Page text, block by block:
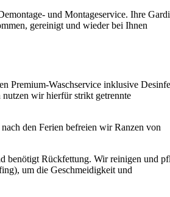
und Montageservice. Ihre
gereinigt und wieder bei Ihnen
Premium-Waschservice inklusive
wir hierfür strikt getrennte
den Ferien befreien wir Ranzen von
benötigt Rückfettung. Wir reinigen und
um die Geschmeidigkeit und